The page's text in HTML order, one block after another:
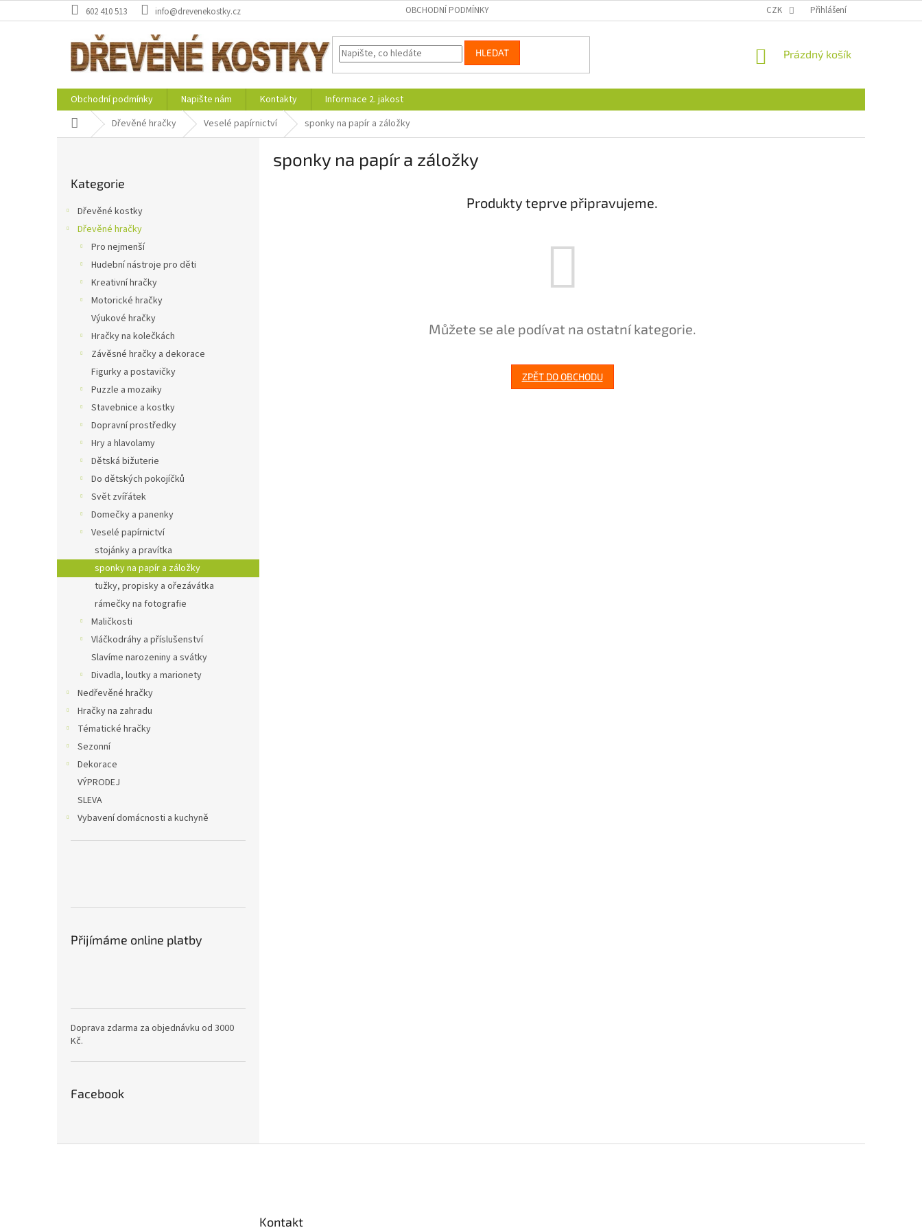
na
602 410 513 info@drevenekostky.cz OBCHODNÍ PODMÍNKY CZK Přihlášení
HLEDAT
NÁKUPNÍ
Prázdný košík
Obchodní podmínky Napište nám Kontakty
Informace 2. jakost
Domů Dřevěné hračky Veselé papírnictví sponky na papír a záložky
kategorie
Kategorie
Dřevěné kostky
Dřevěné hračky
Pro nejmenší
Hudební nástroje pro děti
Kreativní hračky
Motorické hračky
Výukové hračky
Hračky na kolečkách
Závěsné hračky a dekorace
Figurky a postavičky
Puzzle a mozaiky
Stavebnice a kostky
Dopravní prostředky
Hry a hlavolamy
Dětská bižuterie
Do dětských pokojíčků
Svět zvířátek
Domečky a panenky
Veselé papírnictví
stojánky a pravítka
sponky na papír a záložky
tužky, propisky a ořezávátka
rámečky na fotografie
Maličkosti
Vláčkodráhy a příslušenství
Slavíme narozeniny a svátky
Divadla, loutky a marionety
Nedřevěné hračky
Hračky na zahradu
Tématické hračky
Sezonní
Dekorace
VÝPRODEJ
SLEVA
Vybavení domácnosti a kuchyně
Přijímáme online platby
Doprava zdarma za objednávku od 3000
Kč.
Facebook
sponky na papír a záložky
Produkty teprve připravujeme.
Můžete se ale podívat na ostatní kategorie.
ZPĚT DO OBCHODU
Kontakt